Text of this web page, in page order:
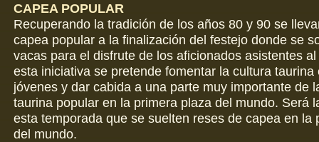
CAPEA POPULAR
Recuperando la tradición de los años 80 y 90 se
capea popular a la finalización del festejo donde se
vacas para el disfrute de los aficionados asistentes
esta iniciativa se pretende fomentar la cultura taurina
jóvenes y dar cabida a una parte muy importante de
taurina popular en la primera plaza del mundo. Será
esta temporada que se suelten reses de capea en la
del mundo.